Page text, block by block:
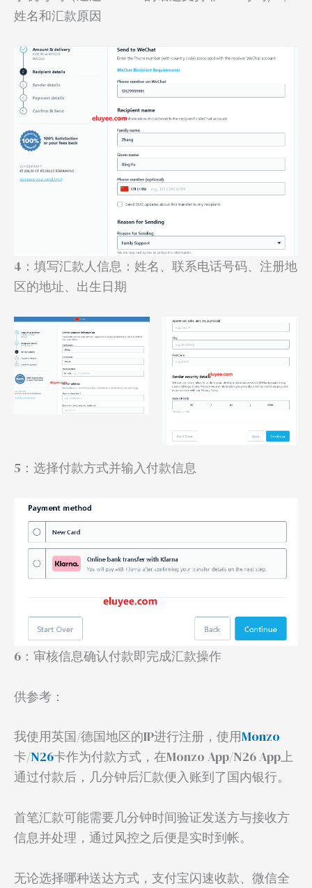
姓名和汇款原因
4：填写汇款人信息：姓名、联系电话号码、注册地
区的地址、出生日期
5：选择付款方式并输入付款信息
6：审核信息确认付款即完成汇款操作
供参考：
我使用英国/德国地区的IP进行注册，使用Monzo
卡/N26卡作为付款方式，在Monzo App/N26 App上
通过付款后，几分钟后汇款便入账到了国内银行。
首笔汇款可能需要几分钟时间验证发送方与接收方
信息并处理，通过风控之后便是实时到帐。
无论选择哪种送达方式，支付宝闪速收款、微信全